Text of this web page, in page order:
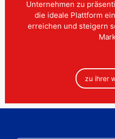
Unternehmen zu
die ideale Plattform
erreichen und steigern
zu ihrer